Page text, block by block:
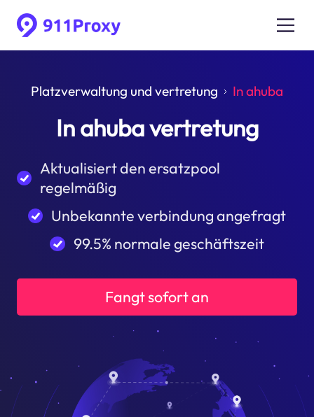
Platzverwaltung und vertretung In ahuba
In ahuba vertretung
Aktualisiert den ersatzpool
regelmäßig
Unbekannte verbindung angefragt
99.5% normale geschäftszeit
Fangt sofort an